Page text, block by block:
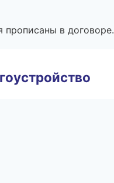
в договоре.